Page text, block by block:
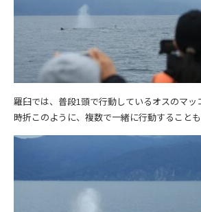
羅臼では、普段1頭で行動しているオスのマッ
時折このように、複数で一緒に行動することも